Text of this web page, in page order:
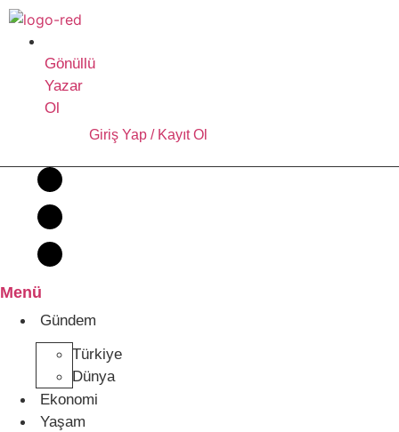
İçeriğe
Gönüllü
Yazar
Ol
Giriş Yap / Kayıt Ol
Menü
Gündem
Türkiye
Dünya
Ekonomi
Yaşam